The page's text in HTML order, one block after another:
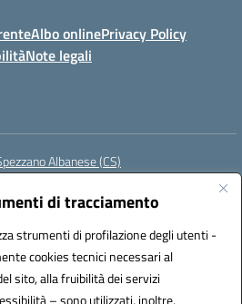
di tracciamento
strumenti di profilazione degli utenti -
cookies tecnici necessari al
sito, alla fruibilità dei servizi
– sono utilizzati, inoltre,
Albo onlinePrivacy Policy
Note legali
Albanese (CS)
csic878003@pec.istruzione.it
(IPA): istsc_csic878003
UFK2HU